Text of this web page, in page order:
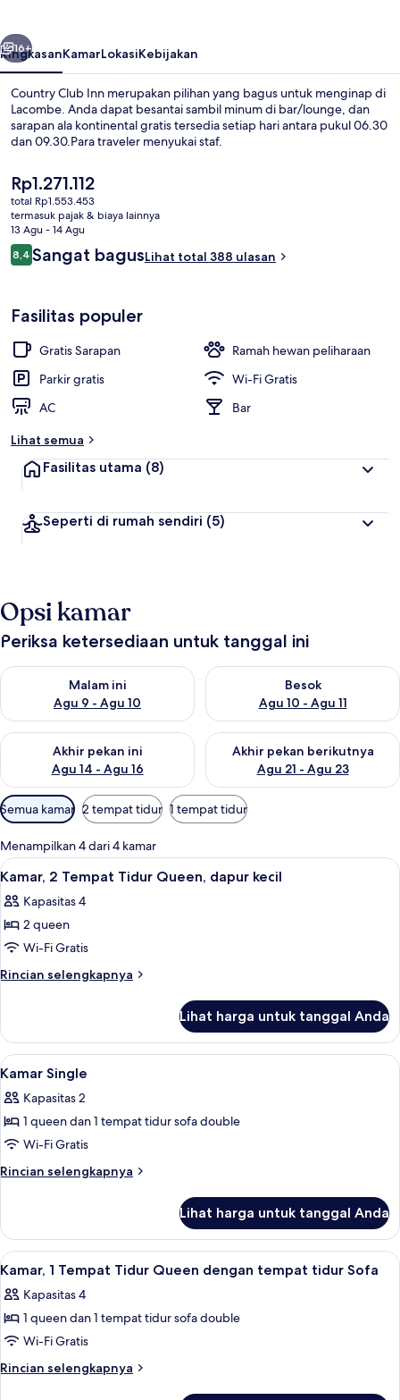
Berikutnya
16+
RingkasanKamarLokasiKebijakan
Country Club Inn merupakan pilihan yang bagus untuk menginap di
Lacombe. Anda dapat besantai sambil minum di bar/lounge, dan
sarapan ala kontinental gratis tersedia setiap hari antara pukul 06.30
dan 09.30.Para traveler menyukai staf.
Harga
saat
ini
Rp1.271.112
Rp1.271.112
total Rp1.553.453
termasuk pajak & biaya lainnya
13 Agu - 14 Agu
Ulasan
8,48,4 dari 10
Sangat bagusLihat total 388 ulasan
Fasilitas populer
Gratis Sarapan
Ramah hewan peliharaan
Parkir gratis
Wi-Fi Gratis
AC
Bar
Lihat semua
Fasilitas utama (8)
Seperti di rumah sendiri (5)
Opsi kamar
Periksa ketersediaan untuk tanggal ini
Malam ini
Agu 9 - Agu 10
Periksa ketersediaan untuk malam ini Agu 9 - Agu 10
Besok
Agu 10 - Agu 11
Periksa ketersediaan untuk
Akhir pekan ini
Agu 14 - Agu 16
Periksa ketersediaan untuk akhir pekan ini Agu 14 - Agu 16
Akhir pekan berikutnya
Agu 21 - Agu 23
Periksa ketersediaan untuk
Filter
tersedia
untuk
kamar
Semua kamar 2 tempat tidur 1 tempat tidur
Menampilkan 4 dari 4 kamar
Lihat
semua
foto
untuk
Kamar,
2
Queen,
dapur
kecil
7
Kamar, 2 Tempat Tidur Queen, dapur kecil
Kapasitas 4
2 queen
Wi-Fi Gratis
Rincian selengkapnya
Rincian
Kamar,
Tempat
Queen,
dapur
Lihat harga untuk tanggal Anda
Lihat
semua
foto
untuk
Kamar
Single
Kamar Single | Meja kerja, Wi-Fi
5
Kamar Single
Kapasitas 2
1 queen dan 1 tempat tidur sofa double
Wi-Fi Gratis
Rincian selengkapnya
Rincian
Kamar
Single
Lihat harga untuk tanggal Anda
Lihat
semua
foto
untuk
Kamar,
1
Meja kerja, Wi-Fi gratis, dan seprai
7
Kamar, 1 Tempat Tidur Queen dengan tempat tidur Sofa
Kapasitas 4
1 queen dan 1 tempat tidur sofa double
Wi-Fi Gratis
Rincian selengkapnya
Rincian